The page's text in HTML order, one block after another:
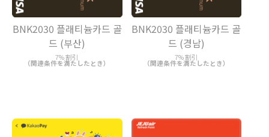
BNK2030 플래티늄카드 골
드 (부산)
7% 割引
（関連条件を満たしたとき）
BNK2030 플래티늄카드 골
드 (경남)
7% 割引
（関連条件を満たしたとき）